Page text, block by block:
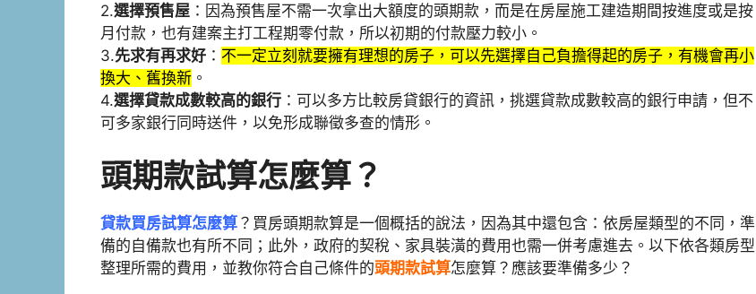
2.選擇預售屋 ：因為預售屋不需一次拿出大額度的頭期款，而是在房屋施工建造期間按進度或是按
月付款，也有建案主打工程期零付款，所以初期的付款壓力較小。
3.先求有再求好 ： 不一定立刻就要擁有理想的房子，可以先選擇自己負擔得起的房子，有機會再小
換大、舊換新 。
4.選擇貸款成數較高的銀行 ：可以多方比較房貸銀行的資訊，挑選貸款成數較高的銀行申請，但不
可多家銀行同時送件，以免形成聯徵多查的情形。
頭期款試算怎麼算？
貸款買房試算怎麼算 ？買房頭期款算是一個概括的說法，因為其中還包含：依房屋類型的不同，準
備的自備款也有所不同；此外，政府的契稅、家具裝潢的費用也需一併考慮進去。以下依各類房型
整理所需的費用，並教你符合自己條件的頭期款試算怎麼算？應該要準備多少？